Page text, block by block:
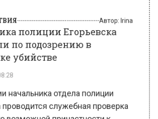
по подозрению в
убийстве
начальника отдела полиции
возможной причастности к
Об этом сообщает
РИА